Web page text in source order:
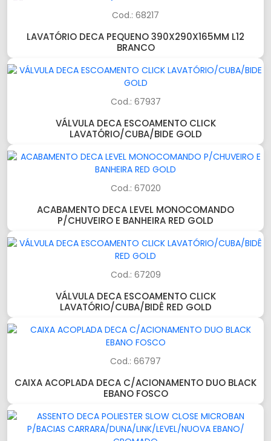
Cod.: 68217
LAVATÓRIO DECA PEQUENO 390X290X165MM L12
BRANCO
Cod.: 67937
VÁLVULA DECA ESCOAMENTO CLICK
LAVATÓRIO/CUBA/BIDE GOLD
Cod.: 67020
ACABAMENTO DECA LEVEL MONOCOMANDO
P/CHUVEIRO E BANHEIRA RED GOLD
Cod.: 67209
VÁLVULA DECA ESCOAMENTO CLICK
LAVATÓRIO/CUBA/BIDÊ RED GOLD
Cod.: 66797
CAIXA ACOPLADA DECA C/ACIONAMENTO DUO BLACK
EBANO FOSCO